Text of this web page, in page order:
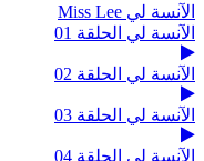
الآنسة لي Miss Lee
الآنسة لي الحلقة 01
الآنسة لي الحلقة 02
الآنسة لي الحلقة 03
الآنسة لي الحلقة 04